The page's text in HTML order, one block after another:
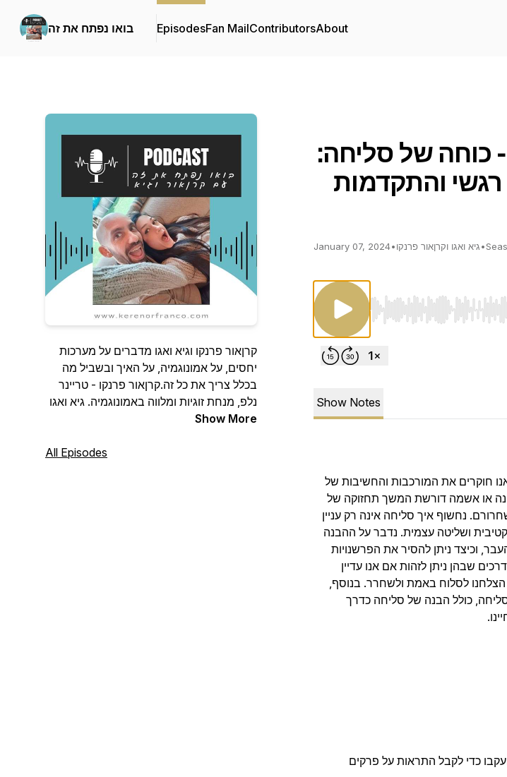
בואו נפתח את זה EpisodesFan MailContributorsAbout
קרןאור פרנקו וגיא ואגו מדברים על מערכות
יחסים, על אמונוגמיה, על האיך ובשביל מה
בכלל צריך את כל זה.קרןאור פרנקו - טריינר
נלפ, מנחת זוגיות ומלווה באמונוגמיה. גיא ואגו
- איש הייטק, צלם ומוזיקאי.
Show More
All Episodes
עונה 3 - פרק 1 - כוחה של סליחה:
והתקדמות
January 07, 2024•גיא ואגו וקרןאור פרנקו•
Use Left/Right to seek,
Show Notes
חוקרים את המורכבות והחשיבות של
או אשמה דורשת המשך תחזוקה של
נחשוף איך סליחה אינה רק עניין
ושליטה עצמית. נדבר על ההבנה
וכיצד ניתן להסיר את הפרשנויות
שבהן ניתן לזהות אם אנו עדיין
לסלוח באמת ולשחרר. בנוסף,
כולל הבנה של סליחה כדרך
כדי לקבל התראות על פרקים